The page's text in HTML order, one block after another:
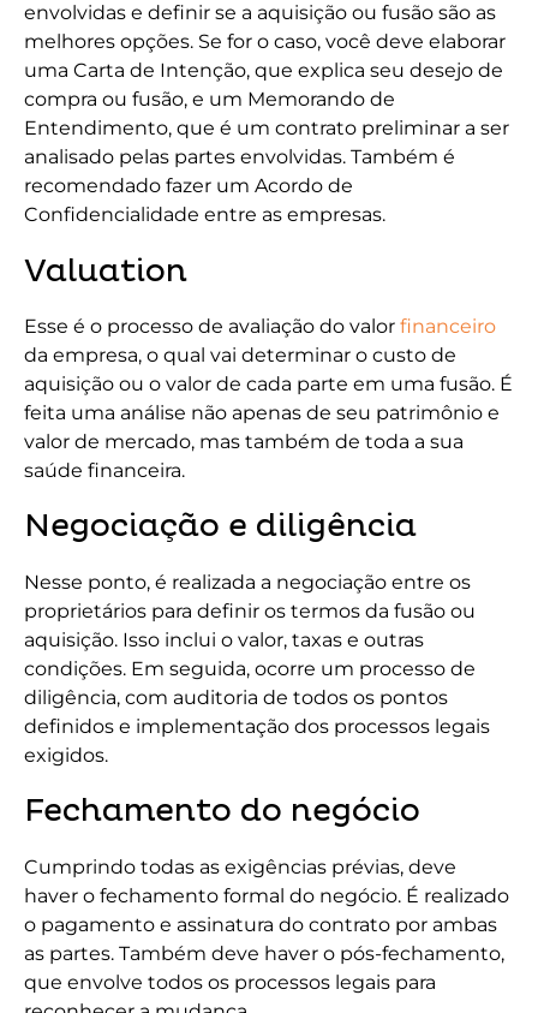
envolvidas e definir se a aquisição ou fusão são as
melhores opções. Se for o caso, você deve elaborar
uma Carta de Intenção, que explica seu desejo de
compra ou fusão, e um Memorando de
Entendimento, que é um contrato preliminar a ser
analisado pelas partes envolvidas. Também é
recomendado fazer um Acordo de
Confidencialidade entre as empresas.
Valuation
Esse é o processo de avaliação do valor financeiro
da empresa, o qual vai determinar o custo de
aquisição ou o valor de cada parte em uma fusão. É
feita uma análise não apenas de seu patrimônio e
valor de mercado, mas também de toda a sua
saúde financeira.
Negociação e diligência
Nesse ponto, é realizada a negociação entre os
proprietários para definir os termos da fusão ou
aquisição. Isso inclui o valor, taxas e outras
condições. Em seguida, ocorre um processo de
diligência, com auditoria de todos os pontos
definidos e implementação dos processos legais
exigidos.
Fechamento do negócio
Cumprindo todas as exigências prévias, deve
haver o fechamento formal do negócio. É realizado
o pagamento e assinatura do contrato por ambas
as partes. Também deve haver o pós-fechamento,
que envolve todos os processos legais para